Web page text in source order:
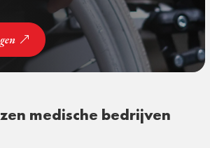
medische bedrijven